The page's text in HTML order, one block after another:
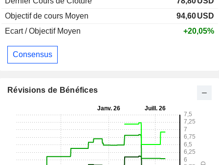
Objectif de cours Moyen
94,60USD
Ecart / Objectif Moyen
+20,05%
Consensus
Révisions de Bénéfices